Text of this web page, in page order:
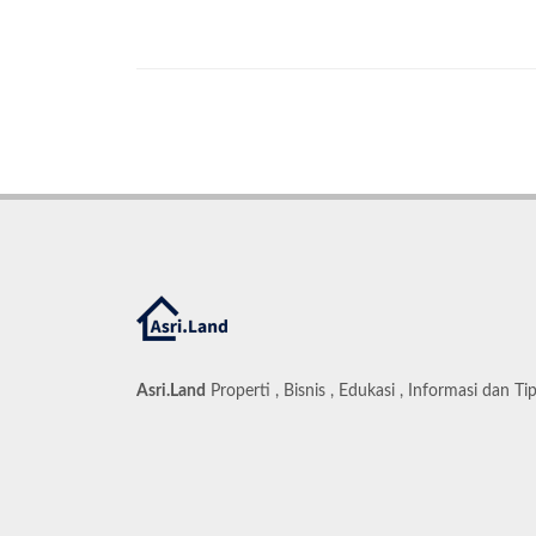
Asri.Land Properti , Bisnis , Edukasi , Informasi dan